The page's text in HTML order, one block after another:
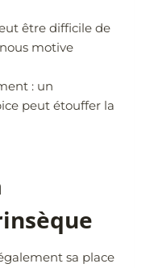
être difficile de
motive
: un
peut étouffer la
sa place